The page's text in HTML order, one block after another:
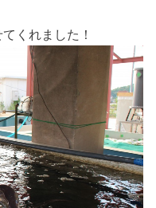
くれました！